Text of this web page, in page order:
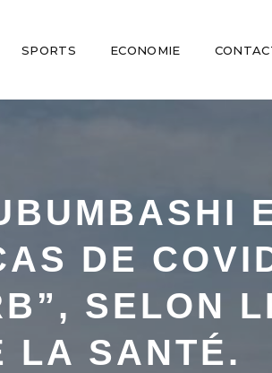
SPORTS ECONOMIE
DE
SELON
LA SANTÉ.